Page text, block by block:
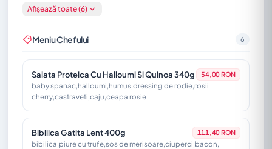
Pastramă De Oaie La Tigaie
Șnițel De Pui Panko 48,00 RON
190g - Rețeta Casei
Afișează toate (6)
Meniu Chefului 6
Salata Proteica Cu Halloumi Si Quinoa 340g 54,00 RON
baby spanac,halloumi,humus,dressing de rodie,rosii
cherry,castraveti,caju,ceapa rosie
Bibilica Gatita Lent 400g 111,40 RON
bibilica,piure cu trufe,sos de merisoare,ciuperci,bacon,